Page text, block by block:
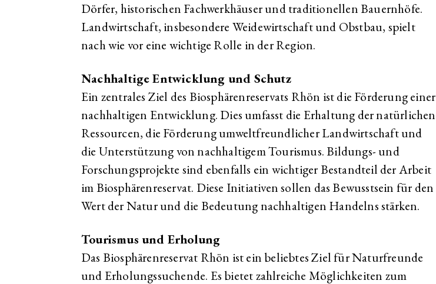
Dörfer, historischen Fachwerkhäuser und traditionellen Bauernhöfe.
Landwirtschaft, insbesondere Weidewirtschaft und Obstbau, spielt
nach wie vor eine wichtige Rolle in der Region.
Nachhaltige Entwicklung und Schutz
Ein zentrales Ziel des Biosphärenreservats Rhön ist die Förderung einer
nachhaltigen Entwicklung. Dies umfasst die Erhaltung der natürlichen
Ressourcen, die Förderung umweltfreundlicher Landwirtschaft und
die Unterstützung von nachhaltigem Tourismus. Bildungs- und
Forschungsprojekte sind ebenfalls ein wichtiger Bestandteil der Arbeit
im Biosphärenreservat. Diese Initiativen sollen das Bewusstsein für den
Wert der Natur und die Bedeutung nachhaltigen Handelns stärken.
Tourismus und Erholung
Das Biosphärenreservat Rhön ist ein beliebtes Ziel für Naturfreunde
und Erholungssuchende. Es bietet zahlreiche Möglichkeiten zum